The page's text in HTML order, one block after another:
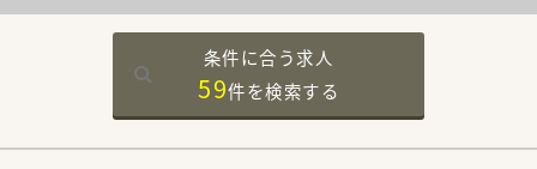
条件に合う求人
59件を検索する